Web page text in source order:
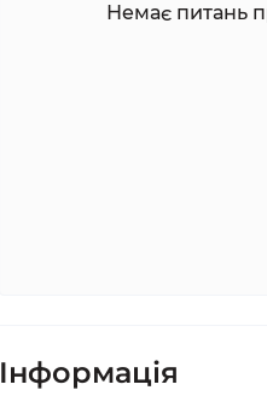
Немає питань
Iнформація